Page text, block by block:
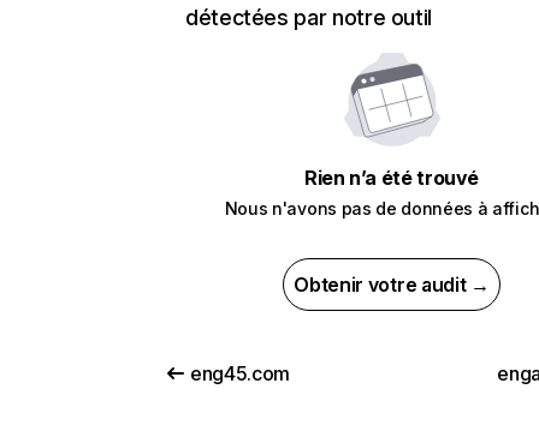
détectées par notre outil
Rien n’a été trouvé
Nous n'avons pas de données à
Obtenir votre audit →
eng45.com